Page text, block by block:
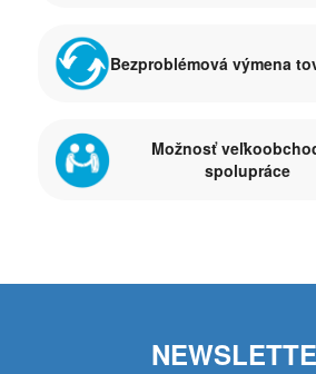
Bezproblémová výmena
Možnosť
spolupráce